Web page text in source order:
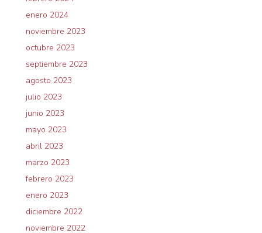
enero 2024
noviembre 2023
octubre 2023
septiembre 2023
agosto 2023
julio 2023
junio 2023
mayo 2023
abril 2023
marzo 2023
febrero 2023
enero 2023
diciembre 2022
noviembre 2022